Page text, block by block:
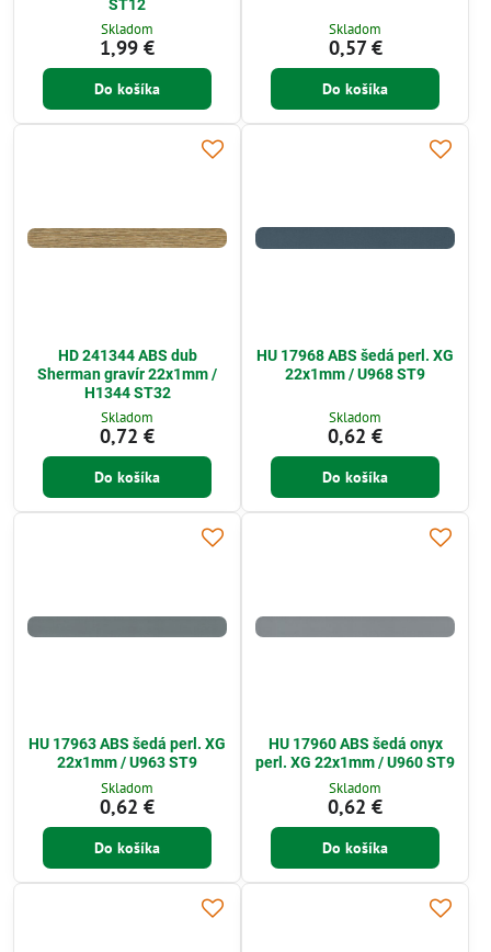
ST12
Skladom
1,99 €
Do košíka
Skladom
0,57 €
Do košíka
HD 241344 ABS dub
Sherman gravír 22x1mm /
H1344 ST32
Skladom
0,72 €
Do košíka
HU 17968 ABS šedá perl. XG
22x1mm / U968 ST9
Skladom
0,62 €
Do košíka
HU 17963 ABS šedá perl. XG
22x1mm / U963 ST9
Skladom
0,62 €
Do košíka
HU 17960 ABS šedá onyx
perl. XG 22x1mm / U960 ST9
Skladom
0,62 €
Do košíka